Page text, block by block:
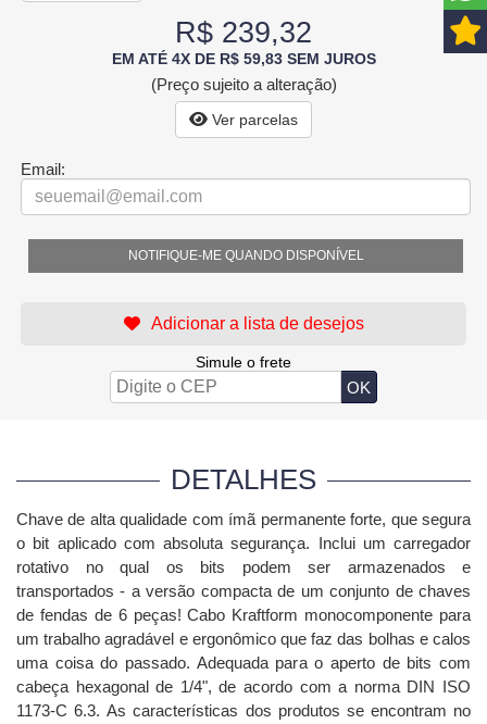
R$ 239,32
EM ATÉ 4X DE R$ 59,83 SEM JUROS
(Preço sujeito a alteração)
Ver parcelas
Email:
NOTIFIQUE-ME QUANDO DISPONÍVEL
Simule o frete
DETALHES
Chave de alta qualidade com ímã permanente forte, que segura
o bit aplicado com absoluta segurança. Inclui um carregador
rotativo no qual os bits podem ser armazenados e
transportados - a versão compacta de um conjunto de chaves
de fendas de 6 peças! Cabo Kraftform monocomponente para
um trabalho agradável e ergonômico que faz das bolhas e calos
uma coisa do passado. Adequada para o aperto de bits com
cabeça hexagonal de 1/4", de acordo com a norma DIN ISO
1173-C 6.3. As características dos produtos se encontram no